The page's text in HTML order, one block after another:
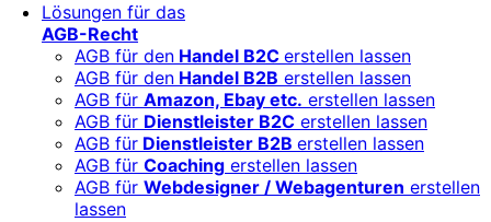
wachsen mit starken AGB, Datenschutz und
Markenschutz
Aktivitäten, Plattformen und Innovationen rechtssicher
entwickeln und skalieren wollen.
Lösungen für das
AGB-Recht
AGB für den Handel B2C erstellen lassen
AGB für den Handel B2B erstellen lassen
AGB für Amazon, Ebay etc. erstellen lassen
AGB für Dienstleister B2C erstellen lassen
AGB für Dienstleister B2B erstellen lassen
AGB für Coaching erstellen lassen
AGB für Webdesigner / Webagenturen erstellen
lassen